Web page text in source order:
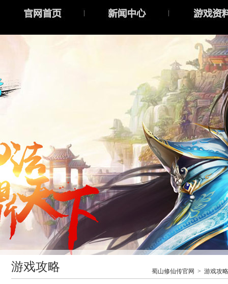
蜀山修仙传官网 > 游戏攻略
游戏攻略